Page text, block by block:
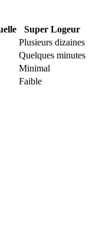
Super Logeur
Plusieurs dizaines
Quelques minutes
Minimal
Faible